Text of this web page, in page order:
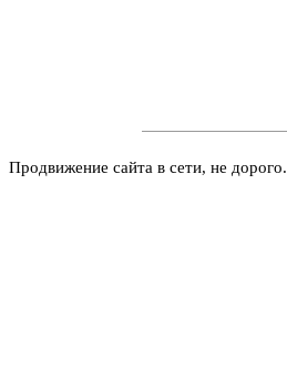
Продвижение сайта в сети, не дорого.